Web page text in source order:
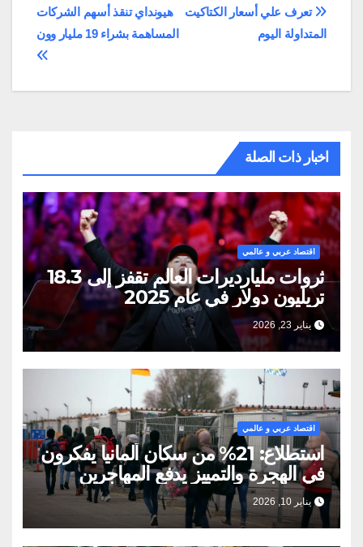
تصفّح
المقالات
هيونداي تنقذ أسهم الشركات
المساهمة بشراء 19 مليار وون
تعرف علي أسعار الكتاكيت
المتداولة اليوم
اخبار ذات الصلة
اقتصاد عربي و عالمي
ثروات مليارديرات العالم تقفز إلى 18.3
تريليون دولار في عام 2025
يناير 23, 2026
اقتصاد عربي و عالمي
استطلاع: 21% من سكان ألمانيا يفكرون
في الهجرة والتمييز يدفع المهاجرين
للمغادرة
يناير 10, 2026